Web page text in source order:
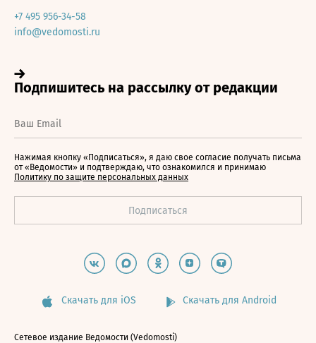
+7 495 956-34-58
info@vedomosti.ru
Нажимая кнопку «Подписаться», я даю свое согласие получать письма
от «Ведомости» и подтверждаю, что ознакомился и принимаю
Политику по защите персональных данных
Скачать для iOS Скачать для Android
Сетевое издание Ведомости (Vedomosti)